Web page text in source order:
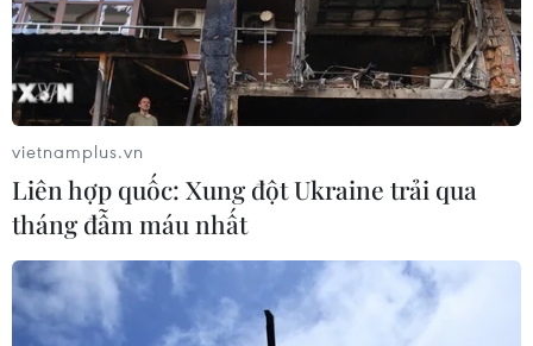
vietnamplus.vn
Liên hợp quốc: Xung đột Ukraine trải qua
tháng đẫm máu nhất